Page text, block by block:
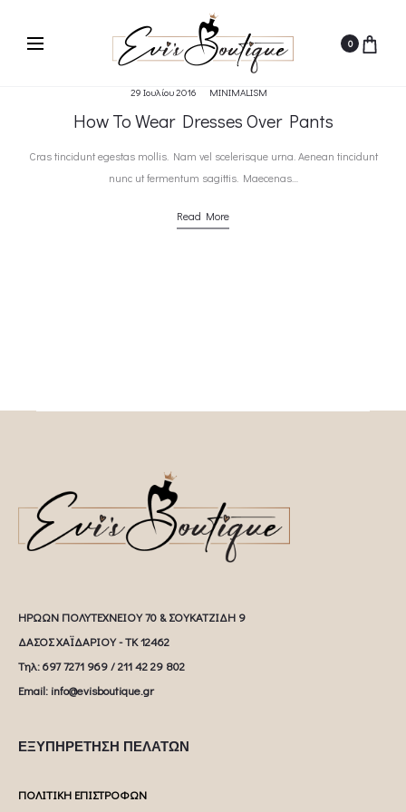
0
29 Ιουλίου 2016 MINIMALISM
How To Wear Dresses Over Pants
Cras tincidunt egestas mollis. Nam vel scelerisque urna. Aenean tincidunt
nunc ut fermentum sagittis. Maecenas…
Read More
ΗΡΩΩΝ ΠΟΛΥΤΕΧΝΕΙΟΥ 70 & ΣΟΥΚΑΤΖΙΔΗ 9
ΔΑΣΟΣ ΧΑΪΔΑΡΙΟΥ - ΤΚ 12462
Tηλ: 697 7271 969 / 211 42 29 802
Email: info@evisboutique.gr
ΕΞΥΠΗΡΕΤΗΣΗ ΠΕΛΑΤΩΝ
ΠΟΛΙΤΙΚΗ ΕΠΙΣΤΡΟΦΩΝ